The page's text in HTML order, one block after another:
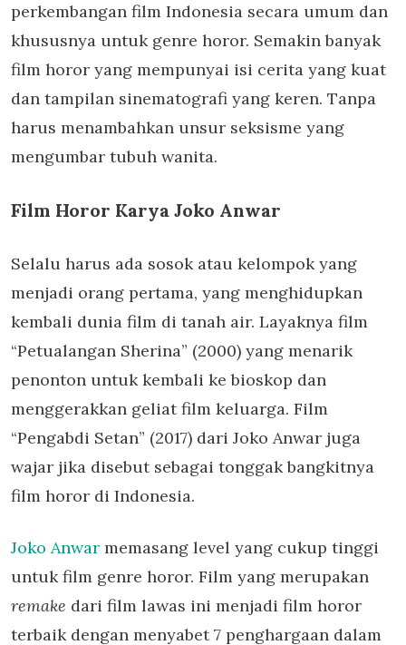
perkembangan film Indonesia secara umum dan
khususnya untuk genre horor. Semakin banyak
film horor yang mempunyai isi cerita yang kuat
dan tampilan sinematografi yang keren. Tanpa
harus menambahkan unsur seksisme yang
mengumbar tubuh wanita.
Film Horor Karya Joko Anwar
Selalu harus ada sosok atau kelompok yang
menjadi orang pertama, yang menghidupkan
kembali dunia film di tanah air. Layaknya film
“Petualangan Sherina” (2000) yang menarik
penonton untuk kembali ke bioskop dan
menggerakkan geliat film keluarga. Film
“Pengabdi Setan” (2017) dari Joko Anwar juga
wajar jika disebut sebagai tonggak bangkitnya
film horor di Indonesia.
Joko Anwar memasang level yang cukup tinggi
untuk film genre horor. Film yang merupakan
remake dari film lawas ini menjadi film horor
terbaik dengan menyabet 7 penghargaan dalam